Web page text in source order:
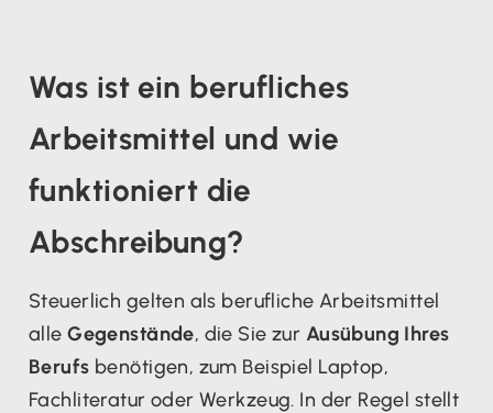
Was ist ein berufliches
Arbeitsmittel und wie
funktioniert die
Abschreibung?
Steuerlich gelten als berufliche Arbeitsmittel
alleGegenstände, die Sie zur Ausübung Ihres
Berufs benötigen, zum Beispiel Laptop,
Fachliteratur oder Werkzeug. In der Regel stellt